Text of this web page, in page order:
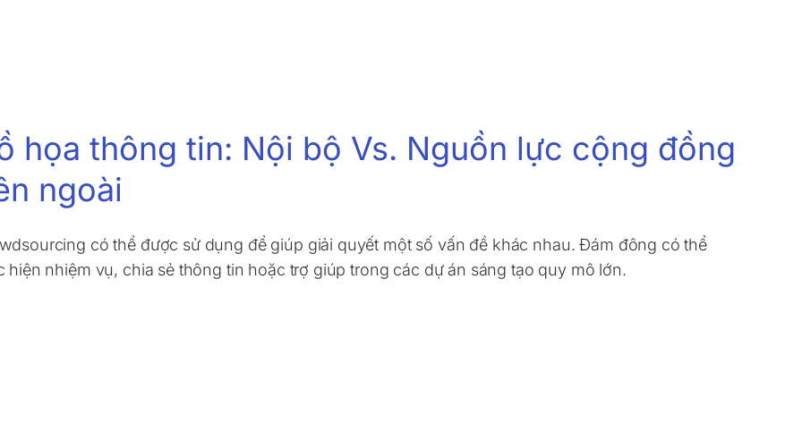
họa thông tin: Nội bộ Vs. Nguồn lực cộng đồng
ngoài
có thể được sử dụng để giúp giải quyết một số vấn đề khác nhau. Đám đông có thể
hiện nhiệm vụ, chia sẻ thông tin hoặc trợ giúp trong các dự án sáng tạo quy mô lớn.